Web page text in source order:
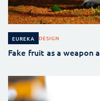
EUREKA DESIGN
Fake fruit as a weapon